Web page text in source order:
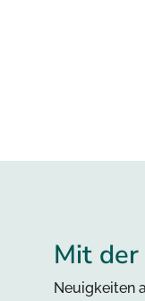
Mit
Neuigkeiten